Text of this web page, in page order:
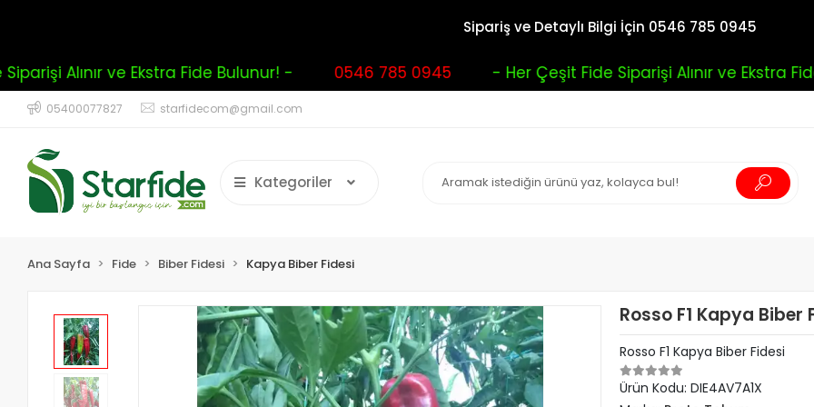
Sipariş ve Detaylı Bilgi İçin 0546 785 0945
Alınır ve Ekstra Fide Bulunur! - 0546 785 0945 - Her Çeşit Fide Siparişi Alınır ve Ekstra Fide
05400077827 starfidecom@gmail.com
Kategoriler
Ana Sayfa Fide Biber Fidesi Kapya Biber Fidesi
Rosso F1 Kapya Biber
Rosso F1 Kapya Biber Fidesi
Ürün Kodu: DIE4AV7A1X